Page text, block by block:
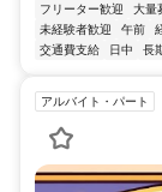
フリーター歓迎
大量
未経験者歓迎
午前
交通費支給
日中 長
アルバイト・パート